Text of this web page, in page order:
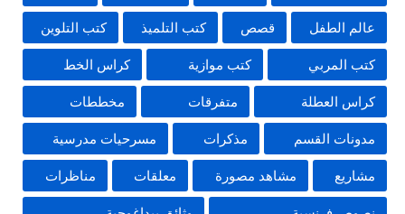
عالم الطفل قصص كتب التلميذ كتب التلوين
كتب المربي كتب موازية كراس الخط
كراس العطلة متفرقات مخططات
مدونات القسم مذكرات مسرحيات مدرسية
مشاريع مشاهد مصورة معلقات مناظرات